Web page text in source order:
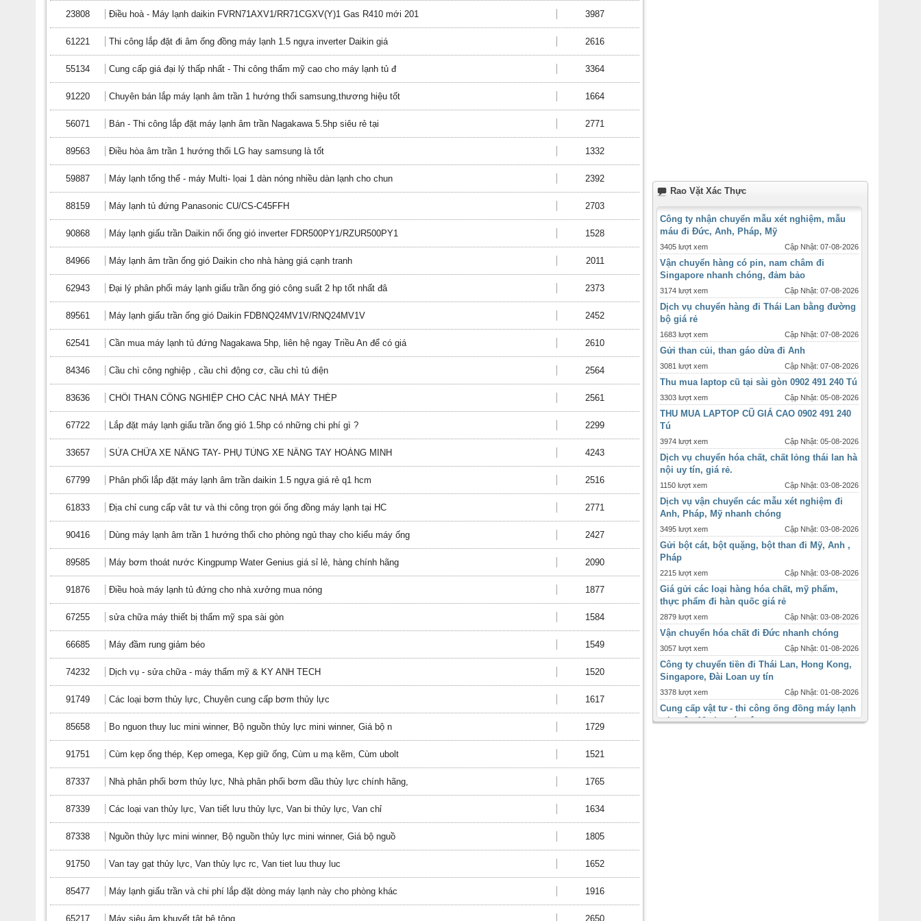
23808 Điều hoà - Máy lạnh daikin FVRN71AXV1/RR71CGXV(Y)1 Gas R410 mới 201 3987
61221 Thi công lắp đặt đi âm ống đồng máy lạnh 1.5 ngựa inverter Daikin giá 2616
55134 Cung cấp giá đại lý thấp nhất - Thi công thẩm mỹ cao cho máy lạnh tủ đ 3364
91220 Chuyên bán lắp máy lạnh âm trần 1 hướng thổi samsung,thương hiệu tốt 1664
56071 Bán - Thi công lắp đặt máy lạnh âm trần Nagakawa 5.5hp siêu rẻ tại 2771
89563 Điều hòa âm trần 1 hướng thổi LG hay samsung là tốt 1332
59887 Máy lạnh tổng thể - máy Multi- lọai 1 dàn nóng nhiều dàn lạnh cho chun 2392
88159 Máy lạnh tủ đứng Panasonic CU/CS-C45FFH 2703
90868 Máy lạnh giấu trần Daikin nối ống gió inverter FDR500PY1/RZUR500PY1 1528
84966 Máy lạnh âm trần ống gió Daikin cho nhà hàng giá cạnh tranh 2011
62943 Đại lý phân phối máy lạnh giấu trần ống gió công suất 2 hp tốt nhất đâ 2373
89561 Máy lạnh giấu trần ống gió Daikin FDBNQ24MV1V/RNQ24MV1V 2452
62541 Cần mua máy lạnh tủ đứng Nagakawa 5hp, liên hệ ngay Triều An để có giá 2610
84346 Cầu chì công nghiệp , cầu chì động cơ, cầu chì tủ điện 2564
83636 CHỔI THAN CÔNG NGHIỆP CHO CÁC NHÀ MÁY THÉP 2561
67722 Lắp đặt máy lạnh giấu trần ống gió 1.5hp có những chi phí gì ? 2299
33657 SỬA CHỮA XE NÂNG TAY- PHỤ TÙNG XE NÂNG TAY HOÀNG MINH 4243
67799 Phân phối lắp đặt máy lạnh âm trần daikin 1.5 ngựa giá rẻ q1 hcm 2516
61833 Địa chỉ cung cấp vât tư và thi công trọn gói ống đồng máy lạnh tại HC 2771
90416 Dùng máy lạnh âm trần 1 hướng thổi cho phòng ngủ thay cho kiểu máy ống 2427
89585 Máy bơm thoát nước Kingpump Water Genius giá sỉ lẻ, hàng chính hãng 2090
91876 Điều hoà máy lạnh tủ đứng cho nhà xưởng mua nóng 1877
67255 sửa chữa máy thiết bị thẩm mỹ spa sài gòn 1584
66685 Máy đầm rung giảm béo 1549
74232 Dịch vụ - sửa chữa - máy thẩm mỹ & KY ANH TECH 1520
91749 Các loại bơm thủy lực, Chuyên cung cấp bơm thủy lực 1617
85658 Bo nguon thuy luc mini winner, Bộ nguồn thủy lực mini winner, Giá bộ n 1729
91751 Cùm kẹp ống thép, Kẹp omega, Kẹp giữ ống, Cùm u mạ kẽm, Cùm ubolt 1521
87337 Nhà phân phối bơm thủy lực, Nhà phân phối bơm dầu thủy lực chính hãng, 1765
87339 Các loại van thủy lực, Van tiết lưu thủy lực, Van bi thủy lực, Van chỉ 1634
87338 Nguồn thủy lực mini winner, Bộ nguồn thủy lực mini winner, Giá bộ nguồ 1805
91750 Van tay gạt thủy lực, Van thủy lực rc, Van tiet luu thuy luc 1652
85477 Máy lạnh giấu trần và chi phí lắp đặt dòng máy lạnh này cho phòng khác 1916
65217 Máy siêu âm khuyết tật bê tông 2650
Rao Vặt Xác Thực
Công ty nhận chuyển mẫu xét nghiệm, mẫu
máu đi Đức, Anh, Pháp, Mỹ
3405 lượt xem Cập Nhật: 07-08-2026
Vận chuyển hàng có pin, nam châm đi
Singapore nhanh chóng, đảm bảo
3174 lượt xem Cập Nhật: 07-08-2026
Dịch vụ chuyển hàng đi Thái Lan bằng đường
bộ giá rẻ
1683 lượt xem Cập Nhật: 07-08-2026
Gửi than củi, than gáo dừa đi Anh
3081 lượt xem Cập Nhật: 07-08-2026
Thu mua laptop cũ tại sài gòn 0902 491 240 Tú
3303 lượt xem Cập Nhật: 05-08-2026
THU MUA LAPTOP CŨ GIÁ CAO 0902 491 240
Tú
3974 lượt xem Cập Nhật: 05-08-2026
Dịch vụ chuyển hóa chất, chất lỏng thái lan hà
nội uy tín, giá rẻ.
1150 lượt xem Cập Nhật: 03-08-2026
Dịch vụ vận chuyển các mẫu xét nghiệm đi
Anh, Pháp, Mỹ nhanh chóng
3495 lượt xem Cập Nhật: 03-08-2026
Gửi bột cát, bột quặng, bột than đi Mỹ, Anh ,
Pháp
2215 lượt xem Cập Nhật: 03-08-2026
Giá gửi các loại hàng hóa chất, mỹ phẩm,
thực phẩm đi hàn quốc giá rẻ
2879 lượt xem Cập Nhật: 03-08-2026
Vận chuyển hóa chất đi Đức nhanh chóng
3057 lượt xem Cập Nhật: 01-08-2026
Công ty chuyển tiền đi Thái Lan, Hong Kong,
Singapore, Đài Loan uy tín
3378 lượt xem Cập Nhật: 01-08-2026
Cung cấp vật tư - thi công ống đồng máy lạnh
tại quận 12 cho các công